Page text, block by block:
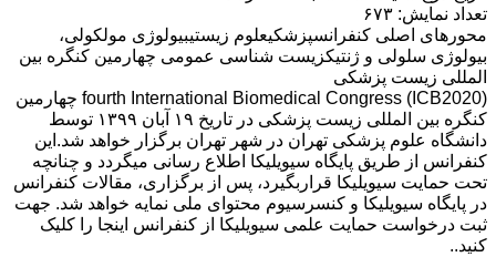
تعداد نمایش: ۶۷۳
محورهای اصلی کنفرانسپزشکیعلوم زیستیبیولوژی مولکولی،
بیولوژی سلولی و ژنتیکزیست شناسی عمومی چهارمین کنگره بین
المللی زیست پزشکی
fourth International Biomedical Congress (ICB2020) چهارمین
کنگره بین المللی زیست پزشکی در تاریخ ۱۹ آبان ۱۳۹۹ توسط
دانشگاه علوم پزشکی تهران در شهر تهران برگزار خواهد شد.این
کنفرانس از طریق پایگاه سیویلیکا اطلاع رسانی میگردد و چنانچه
تحت حمایت سیویلیکا قراربگیرد، پس از برگزاری، مقالات کنفرانس
در پایگاه سیویلیکا و کنسرسیوم محتوای ملی نمایه خواهد شد. جهت
ثبت درخواست حمایت علمی سیویلیکا از کنفرانس اینجا را کلیک
کنید..